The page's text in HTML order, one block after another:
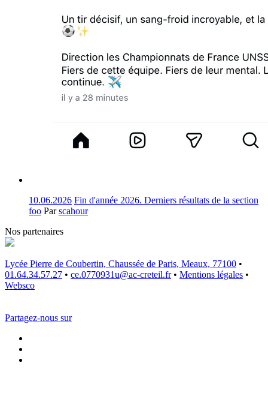
10.06.2026 Fin d'année 2026. Derniers résultats de la section
foo Parscahour
Nos partenaires
Lycée Pierre de Coubertin, Chaussée de Paris, Meaux, 77100 •
01.64.34.57.27 • ce.0770931u@ac-creteil.fr • Mentions légales •
Websco
Partagez-nous sur